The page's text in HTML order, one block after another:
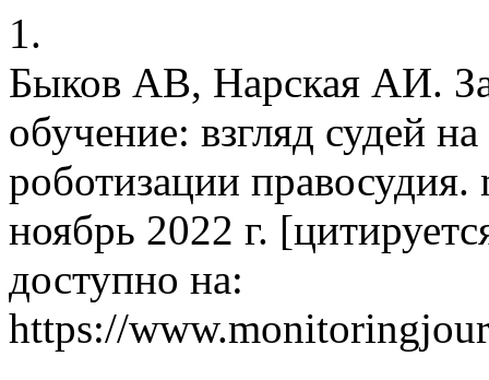
1.
Быков АВ, Нарская АИ.
обучение: взгляд судей
роботизации
ноябрь 2022 г.
доступно на:
https://